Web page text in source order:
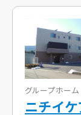
グループホーム
ニチイ